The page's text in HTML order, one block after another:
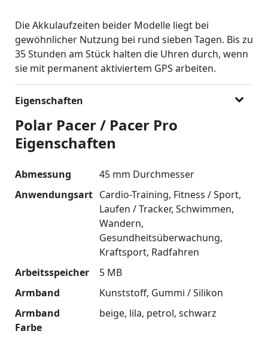
Die Akkulaufzeiten beider Modelle liegt bei
gewöhnlicher Nutzung bei rund sieben Tagen. Bis zu
35 Stunden am Stück halten die Uhren durch, wenn
sie mit permanent aktiviertem GPS arbeiten.
Eigenschaften
Polar Pacer / Pacer Pro
Eigenschaften
Abmessung
45 mm Durchmesser
Anwendungsart Cardio-Training Fitness / Sport
Laufen / Tracker Schwimmen
Wandern
Gesundheitsüberwachung
Kraftsport Radfahren
Arbeitsspeicher
5 MB
Armband
Kunststoff Gummi / Silikon
Armband
Farbe
beige lila petrol schwarz